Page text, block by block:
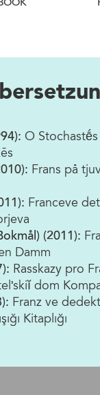
O
Frans på
Franceve
(2011):
Damm
Rasskazy pro
dom
Franz ve
Kitaplığı